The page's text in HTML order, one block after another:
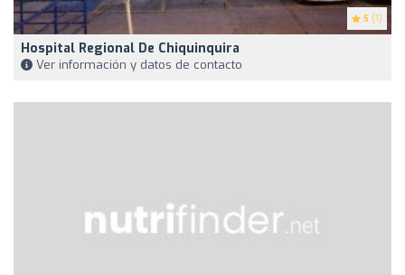
5 (1)
Hospital Regional De Chiquinquira
Ver información y datos de contacto